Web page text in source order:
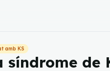
amb KS
de